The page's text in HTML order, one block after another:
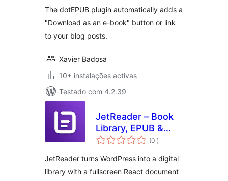
The dotEPUB plugin automatically adds a
"Download as an e-book" button or link
to your blog posts.
Xavier Badosa
10+ instalações activas
Testado com 4.2.39
JetReader – Book
Library, EPUB &
PDF Reader (Lite)
(0 classificações
)
JetReader turns WordPress into a digital
library with a fullscreen React document